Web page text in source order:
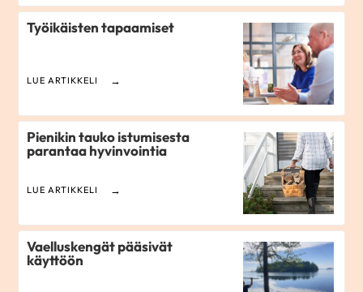
Työikäisten tapaamiset
LUE ARTIKKELI
Pienikin tauko istumisesta
parantaa hyvinvointia
LUE ARTIKKELI
Vaelluskengät pääsivät
käyttöön